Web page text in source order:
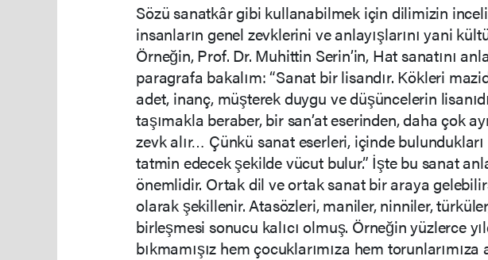
Sözü sanatkâr gibi kullanabilmek için dilimizin
insanların genel zevklerini ve anlayışlarını yani
Örneğin, Prof. Dr. Muhittin Serin’in, Hat sanatını
paragrafa bakalım: “Sanat bir lisandır. Kökleri
adet, inanç, müşterek duygu ve düşüncelerin
taşımakla beraber, bir san’at eserinden, daha çok
zevk alır… Çünkü sanat eserleri, içinde
tatmin edecek şekilde vücut bulur.” İşte bu sanat
önemlidir. Ortak dil ve ortak sanat bir araya
olarak şekillenir. Atasözleri, maniler, ninniler,
birleşmesi sonucu kalıcı olmuş. Örneğin yüzlerce
bıkmamışız hem çocuklarımıza hem